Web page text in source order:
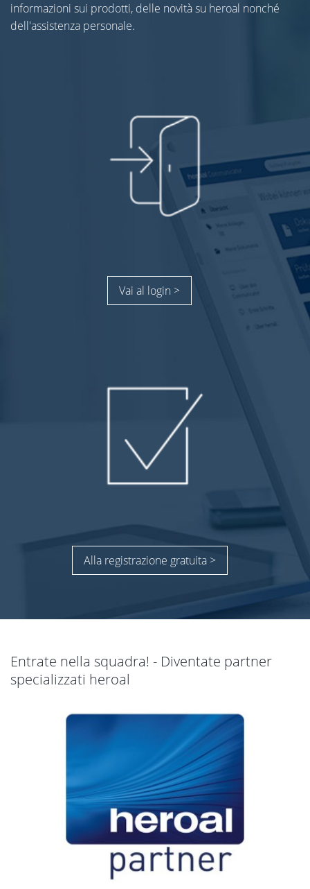
informazioni sui prodotti, delle novità su heroal nonché
dell'assistenza personale.
Vai al login >
Alla registrazione gratuita >
Entrate nella squadra! - Diventate partner
specializzati heroal